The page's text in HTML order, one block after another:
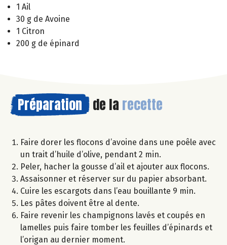
1 Ail
30 g de Avoine
1 Citron
200 g de épinard
Préparation de la recette
Faire dorer les flocons d’avoine dans une poêle avec
un trait d’huile d’olive, pendant 2 min.
Peler, hacher la gousse d’ail et ajouter aux flocons.
Assaisonner et réserver sur du papier absorbant.
Cuire les escargots dans l’eau bouillante 9 min.
Les pâtes doivent être al dente.
Faire revenir les champignons lavés et coupés en
lamelles puis faire tomber les feuilles d’épinards et
l’origan au dernier moment.